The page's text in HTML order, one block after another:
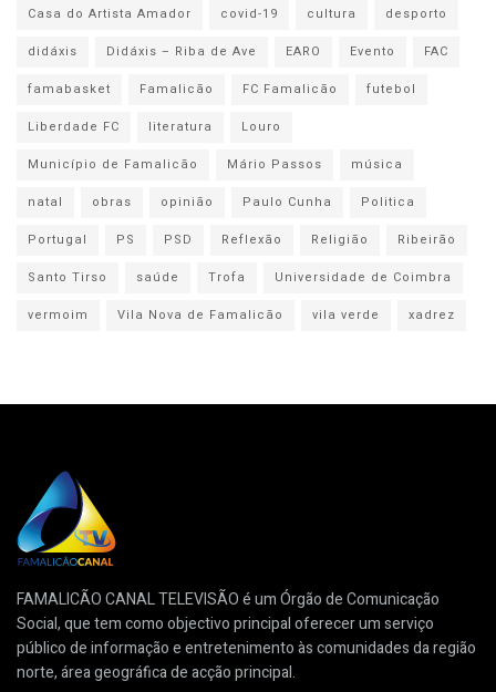
Casa do Artista Amador
covid-19 cultura
desporto
didáxis
Didáxis – Riba de Ave EARO Evento
FAC
famabasket
Famalicão FC Famalicão
futebol
Liberdade FC
literatura
Louro
Município de Famalicão
Mário Passos
música
natal
obras opinião Paulo Cunha
Politica
Portugal
PS PSD Reflexão Religião
Ribeirão
Santo Tirso
saúde Trofa
Universidade de Coimbra
vermoim
Vila Nova de Famalicão vila verde xadrez
FAMALICÃO CANAL TELEVISÃO é um Órgão de Comunicação
Social, que tem como objectivo principal oferecer um serviço
público de informação e entretenimento às comunidades da região
norte, área geográfica de acção principal.